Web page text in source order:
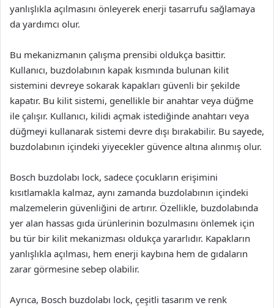
yanlışlıkla açılmasını önleyerek enerji tasarrufu sağlamaya
da yardımcı olur.
Bu mekanizmanın çalışma prensibi oldukça basittir.
Kullanıcı, buzdolabının kapak kısmında bulunan kilit
sistemini devreye sokarak kapakları güvenli bir şekilde
kapatır. Bu kilit sistemi, genellikle bir anahtar veya düğme
ile çalışır. Kullanıcı, kilidi açmak istediğinde anahtarı veya
düğmeyi kullanarak sistemi devre dışı bırakabilir. Bu sayede,
buzdolabının içindeki yiyecekler güvence altına alınmış olur.
Bosch buzdolabı lock, sadece çocukların erişimini
kısıtlamakla kalmaz, aynı zamanda buzdolabının içindeki
malzemelerin güvenliğini de artırır. Özellikle, buzdolabında
yer alan hassas gıda ürünlerinin bozulmasını önlemek için
bu tür bir kilit mekanizması oldukça yararlıdır. Kapakların
yanlışlıkla açılması, hem enerji kaybına hem de gıdaların
zarar görmesine sebep olabilir.
Ayrıca, Bosch buzdolabı lock, çeşitli tasarım ve renk